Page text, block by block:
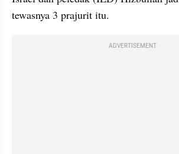
tewasnya 3 prajurit itu.
ADVERTISEMENT